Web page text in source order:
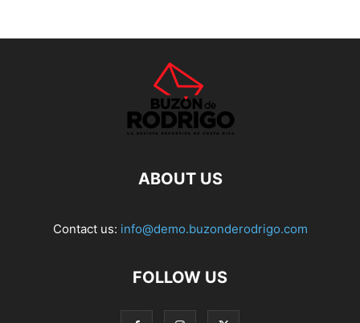
ABOUT US
Contact us: info@demo.buzonderodrigo.com
FOLLOW US